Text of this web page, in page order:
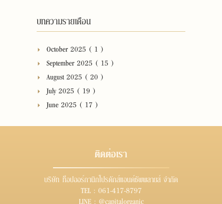
บทความรายเดือน
October 2025 ( 1 )
September 2025 ( 15 )
August 2025 ( 20 )
July 2025 ( 19 )
June 2025 ( 17 )
ติดต่อเรา
บริษัท ท็อปออร์กานิกโปรดักส์แอนด์ซัพพลายส์ จำกัด
TEL : 061-417-8797
LINE : @capitalorganic